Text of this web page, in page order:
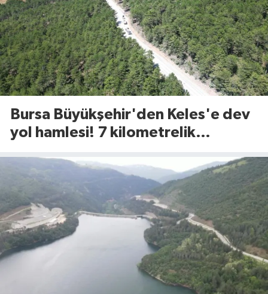
Bursa Büyükşehir'den Keles'e dev
yol hamlesi! 7 kilometrelik